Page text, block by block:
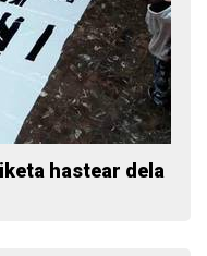
hastear dela